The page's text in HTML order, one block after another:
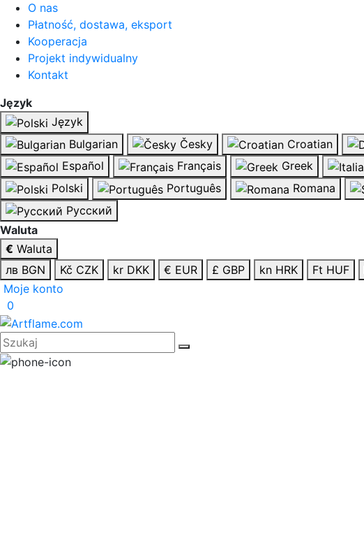
O nas
Płatność, dostawa, eksport
Kooperacja
Projekt indywidualny
Kontakt
Język
Język
Bulgarian
Česky Croatian
Español
Français Greek
Polski
Português Romana
Русский
Waluta
€ Waluta
лв BGN
Kč CZK kr DKK € EUR £ GBP kn HRK Ft HUF
Moje konto
0